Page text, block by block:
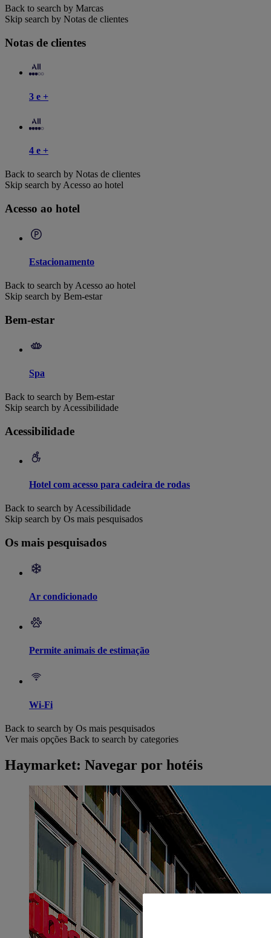
Back to search by Marcas
Skip search by Notas de clientes
Notas de clientes
3 e +
4 e +
Back to search by Notas de clientes
Skip search by Acesso ao hotel
Acesso ao hotel
Estacionamento
Back to search by Acesso ao hotel
Skip search by Bem-estar
Bem-estar
Spa
Back to search by Bem-estar
Skip search by Acessibilidade
Acessibilidade
Hotel com acesso para cadeira de rodas
Back to search by Acessibilidade
Skip search by Os mais pesquisados
Os mais pesquisados
Ar condicionado
Permite animais de estimação
Wi-Fi
Back to search by Os mais pesquisados
Ver mais opções Back to search by categories
Haymarket: Navegar por hotéis